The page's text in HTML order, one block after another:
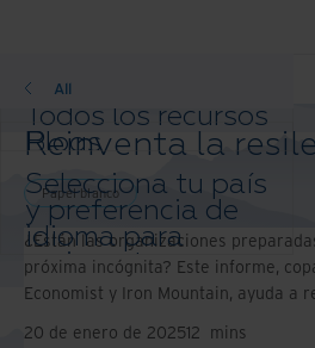
Todos los recursos
Blogs
Casos de éxito
Guías de solución
Webinars
Papel blanco
All
Selecciona tu país
y preferencia de
idioma para
mejorar tu
experiencia de
navegación.
País e idioma
Papel blanco
Reinventa la
Papel blanco
¿Están las organizaciones
próxima incógnita? Este informe,
Economist y Iron Mountain, ayuda a
20 de enero de 202512 mins